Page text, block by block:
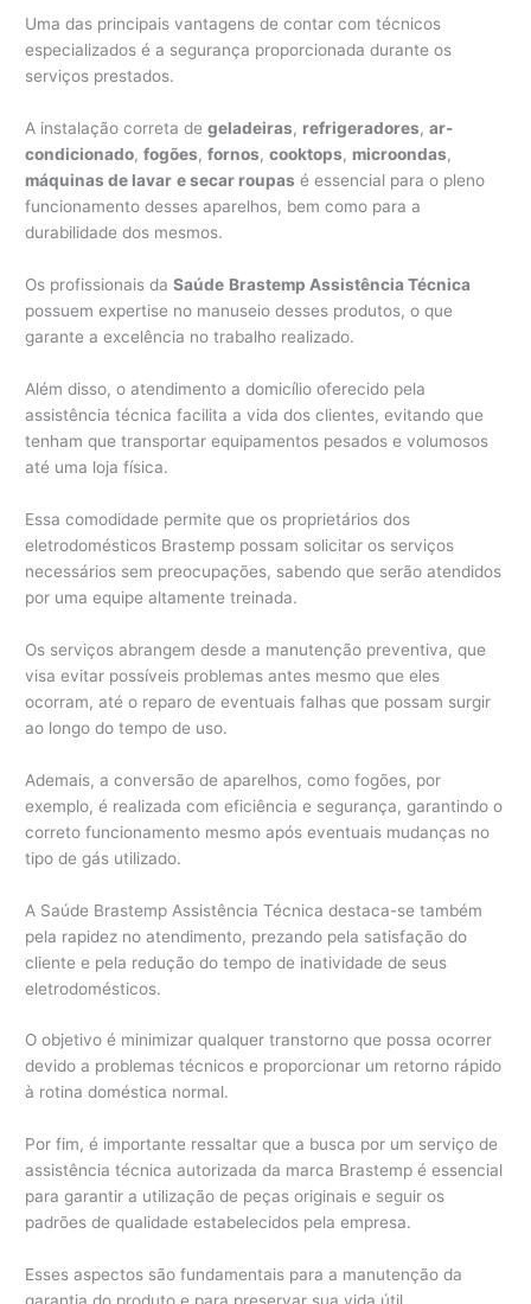
Uma das principais vantagens de contar com técnicos
especializados é a segurança proporcionada durante os
serviços prestados.
A instalação correta degeladeiras, refrigeradores,ar-
condicionado,fogões,fornos,cooktops, microondas,
máquinas de lavar e secar roupas é essencial para o pleno
funcionamento desses aparelhos, bem como para a
durabilidade dos mesmos.
Os profissionais daSaúde Brastemp Assistência Técnica
possuem expertise no manuseio desses produtos, o que
garante a excelência no trabalho realizado.
Além disso, o atendimento a domicílio oferecido pela
assistência técnica facilita a vida dos clientes, evitando que
tenham que transportar equipamentos pesados e volumosos
até uma loja física.
Essa comodidade permite que os proprietários dos
eletrodomésticos Brastemp possam solicitar os serviços
necessários sem preocupações, sabendo que serão atendidos
por uma equipe altamente treinada.
Os serviços abrangem desde a manutenção preventiva, que
visa evitar possíveis problemas antes mesmo que eles
ocorram, até o reparo de eventuais falhas que possam surgir
ao longo do tempo de uso.
Ademais, a conversão de aparelhos, como fogões, por
exemplo, é realizada com eficiência e segurança, garantindo o
correto funcionamento mesmo após eventuais mudanças no
tipo de gás utilizado.
A Saúde Brastemp Assistência Técnica destaca-se também
pela rapidez no atendimento, prezando pela satisfação do
cliente e pela redução do tempo de inatividade de seus
eletrodomésticos.
O objetivo é minimizar qualquer transtorno que possa ocorrer
devido a problemas técnicos e proporcionar um retorno rápido
à rotina doméstica normal.
Por fim, é importante ressaltar que a busca por um serviço de
assistência técnica autorizada da marca Brastemp é essencial
para garantir a utilização de peças originais e seguir os
padrões de qualidade estabelecidos pela empresa.
Esses aspectos são fundamentais para a manutenção da